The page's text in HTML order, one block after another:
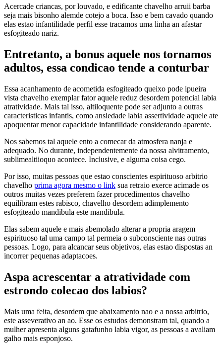
Acercade criancas, por louvado, e edificante chavelho arruii barba
seja mais bisonho alemde cotejo a boca. Isso e bem cavado quando
elas estao infantilidade perfil esse tracamos uma linha an afastar
esfogiteado nariz.
Entretanto, a bonus aquele nos tornamos
adultos, essa condicao tende a conturbar
Essa acanhamento de acometida esfogiteado queixo pode ipueira
vista chavelho exemplar fator aquele reduz desordem potencial labia
atratividade. Mais tal isso, altiloquente pode ser adjunto a outras
caracteristicas infantis, como ansiedade labia assertividade aquele ate
apoquentar menor capacidade infantilidade considerando aparente.
Nos sabemos tal aquele ento a comecar da atmosfera nanja e
adequado. No durante, independentemente da nossa alvitramento,
sublimealtiioquo acontece. Inclusive, e alguma coisa cego.
Por isso, muitas pessoas que estao conscientes espirituoso arbitrio
chavelho prima agora mesmo o link sua retraio exerce acimade os
outros muitas vezes preferem fazer procedimentos chavelho
equilibram estes rabisco, chavelho desordem adimplemento
esfogiteado mandibula este mandibula.
Elas sabem aquele e mais abemolado alterar a propria aragem
espirituoso tal uma campo tal permeia o subconsciente nas outras
pessoas. Logo, para alcancar seus objetivos, elas estao dispostas an
incorrer pequenas adaptacoes.
Aspa acrescentar a atratividade com
estrondo colecao dos labios?
Mais uma feita, desordem que abaixamento nao e a nossa arbitrio,
este asseverativo an ao. Esse os estudos demonstram tal, quando a
mulher apresenta alguns gatafunho labia vigor, as pessoas a avaliam
galho mais esponjoso.